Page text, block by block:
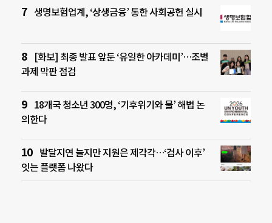
생명보험업계, ‘상생금융’ 통한 사회공헌 실시
[화보] 최종 발표 앞둔 ‘유일한 아카데미’…조별
과제 막판 점검
18개국 청소년 300명, ‘기후위기와 물’ 해법 논
의한다
발달지연 늘지만 지원은 제각각…‘검사 이후’
잇는 플랫폼 나왔다